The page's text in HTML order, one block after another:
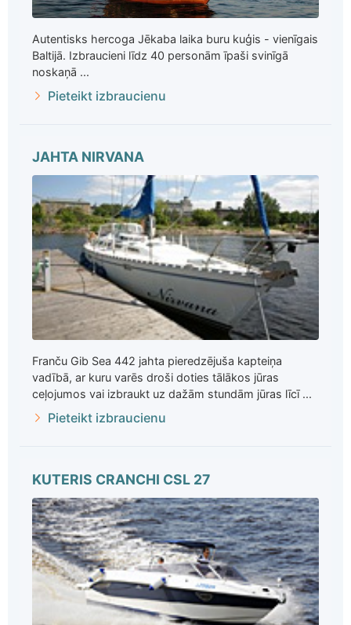
Autentisks hercoga Jēkaba laika buru kuģis - vienīgais
Baltijā. Izbraucieni līdz 40 personām īpaši svinīgā
noskaņā ...
Pieteikt izbraucienu
JAHTA NIRVANA
Franču Gib Sea 442 jahta pieredzējuša kapteiņa
vadībā, ar kuru varēs droši doties tālākos jūras
ceļojumos vai izbraukt uz dažām stundām jūras līcī ...
Pieteikt izbraucienu
KUTERIS CRANCHI CSL 27